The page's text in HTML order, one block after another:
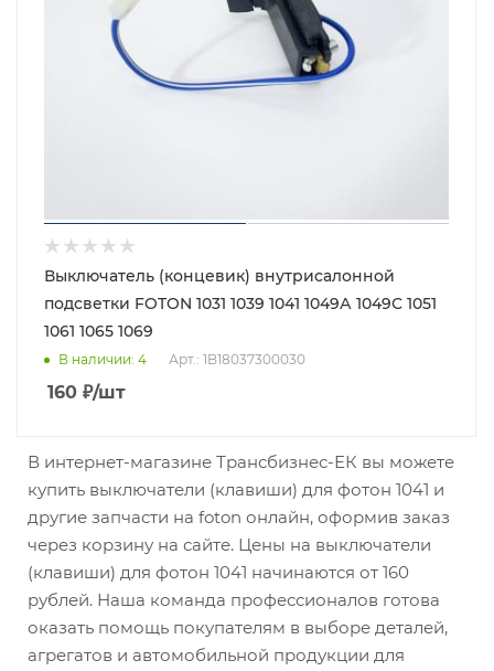
Выключатель (концевик) внутрисалонной
подсветки FOTON 1031 1039 1041 1049А 1049С 1051
1061 1065 1069
В наличии: 4 Арт.: 1B18037300030
160 ₽/шт
В интернет-магазине Трансбизнес-ЕК вы можете
купить выключатели (клавиши) для фотон 1041 и
другие запчасти на foton онлайн, оформив заказ
через корзину на сайте. Цены на выключатели
(клавиши) для фотон 1041 начинаются от 160
рублей. Наша команда профессионалов готова
оказать помощь покупателям в выборе деталей,
агрегатов и автомобильной продукции для